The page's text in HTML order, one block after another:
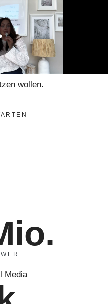
wollen.
Media